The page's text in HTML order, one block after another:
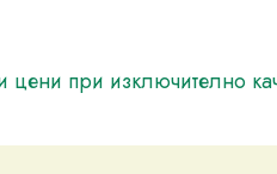
цени при изключително